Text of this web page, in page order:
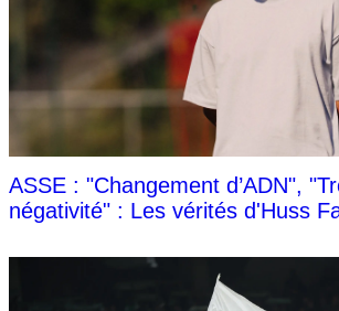
ASSE : "Changement d’ADN",
négativité" : Les vérités d'Huss